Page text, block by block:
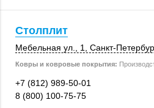
Столплит
Мебельная ул., 1 Санкт-
Ковры и ковровые покрытия:
+7 (812) 989-50-01
8 (800) 100-75-75